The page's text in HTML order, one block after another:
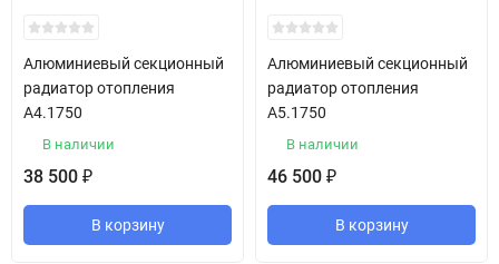
Алюминиевый секционный
радиатор отопления
A4.1750
В наличии
38 500 ₽
В корзину
Алюминиевый секционный
радиатор отопления
A5.1750
В наличии
46 500 ₽
В корзину